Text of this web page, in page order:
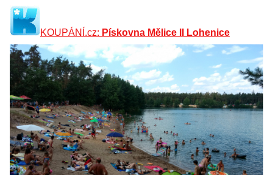
KOUPÁNÍ.cz: Pískovna Mělice II Lohenice